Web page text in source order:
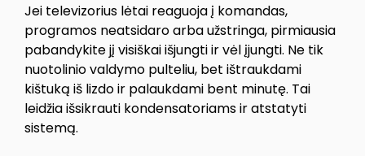
Jei televizorius lėtai reaguoja į komandas,
programos neatsidaro arba užstringa, pirmiausia
pabandykite jį visiškai išjungti ir vėl įjungti. Ne tik
nuotolinio valdymo pulteliu, bet ištraukdami
kištuką iš lizdo ir palaukdami bent minutę. Tai
leidžia išsikrauti kondensatoriams ir atstatyti
sistemą.